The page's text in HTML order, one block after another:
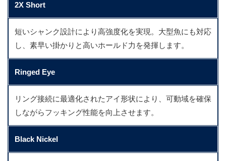
2X Short
短いシャンク設計により高強度化を実現。大型魚にも対応
し、素早い掛かりと高いホールド力を発揮します。
Ringed Eye
リング接続に最適化されたアイ形状により、可動域を確保
しながらフッキング性能を向上させます。
Black Nickel